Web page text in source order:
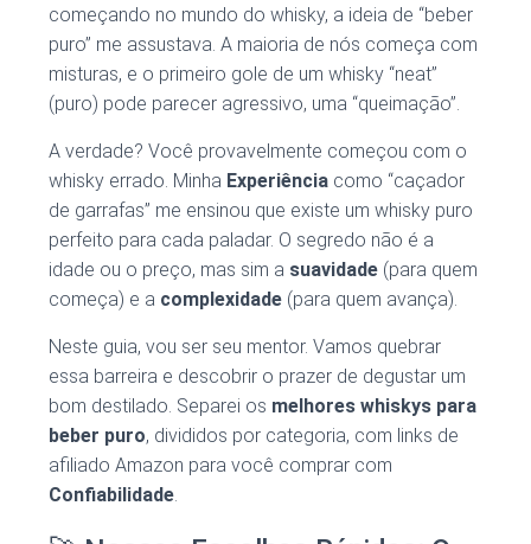
começando no mundo do whisky, a ideia de “beber
puro” me assustava. A maioria de nós começa com
misturas, e o primeiro gole de um whisky “neat”
(puro) pode parecer agressivo, uma “queimação”.
A verdade? Você provavelmente começou com o
whisky errado. Minha Experiência como “caçador
de garrafas” me ensinou que existe um whisky puro
perfeito para cada paladar. O segredo não é a
idade ou o preço, mas sim a suavidade (para quem
começa) e a complexidade (para quem avança).
Neste guia, vou ser seu mentor. Vamos quebrar
essa barreira e descobrir o prazer de degustar um
bom destilado. Separei os melhores whiskys para
beber puro, divididos por categoria, com links de
afiliado Amazon para você comprar com
Confiabilidade.